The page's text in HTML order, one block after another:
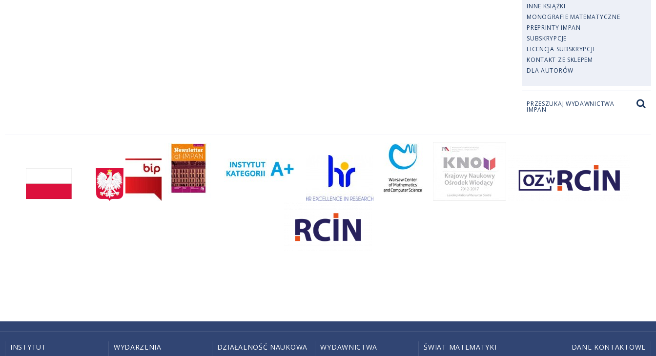
INNE KSIĄŻKI
MONOGRAFIE MATEMATYCZNE
PREPRINTY IMPAN
SUBSKRYPCJE
LICENCJA SUBSKRYPCJI
KONTAKT ZE SKLEPEM
DLA AUTORÓW
PRZESZUKAJ WYDAWNICTWA
IMPAN
INSTYTUT WYDARZENIA DZIAŁALNOŚĆ NAUKOWA WYDAWNICTWA ŚWIAT MATEMATYKI DANE KONTAKTOWE